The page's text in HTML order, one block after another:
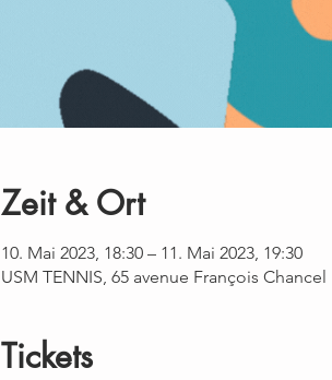
Zeit & Ort
10. Mai 2023, 18:30 – 11. Mai 2023, 19:30
USM TENNIS, 65 avenue François Chancel
Tickets